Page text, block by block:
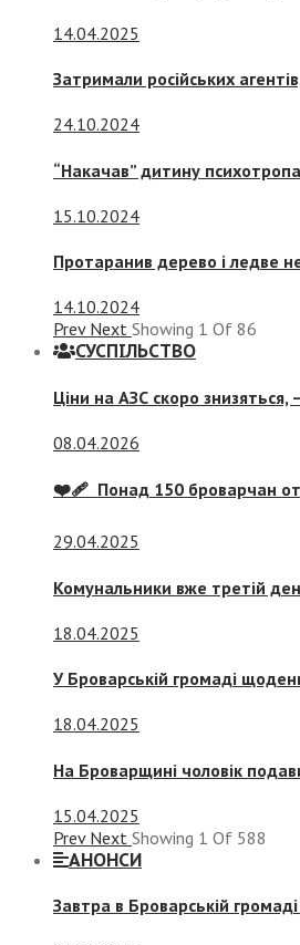
14.04.2025
Затримали російських
24.10.2024
“Накачав” дитину
15.10.2024
Протаранив дерево і ледве
14.10.2024
Prev Next Showing 1 Of 86
СУСПIЛЬСТВО
Ціни на АЗС скоро знизяться, –
08.04.2026
❤️‍🩹 Понад 150 броварчан
29.04.2025
Комунальники вже третій
18.04.2025
У Броварській громаді
18.04.2025
На Броварщині чоловік
15.04.2025
Prev Next Showing 1 Of 588
АНОНСИ
Завтра в Броварській